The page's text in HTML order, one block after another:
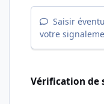
Saisir
votre
Vérification de